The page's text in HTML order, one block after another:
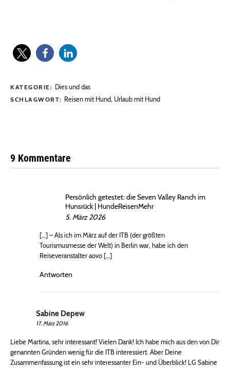
KATEGORIE: Dies und das
SCHLAGWORT: Reisen mit Hund, Urlaub mit Hund
9 Kommentare
Persönlich getestet: die Seven Valley Ranch im
Hunsrück | HundeReisenMehr
5. März 2026
[…] – Als ich im März auf der ITB (der größten
Tourismusmesse der Welt) in Berlin war, habe ich den
Reiseveranstalter aovo […]
Antworten
Sabine Depew
17. März 2016
Liebe Martina, sehr interessant! Vielen Dank! Ich habe mich aus den von Dir
genannten Gründen wenig für die ITB interessiert. Aber Deine
Zusammenfassung ist ein sehr interessanter Ein- und Überblick! LG Sabine